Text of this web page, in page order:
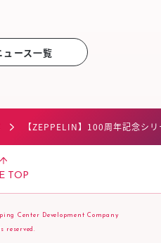
ュース⼀覧
【ZEPPELIN】100周年記念シ
TOP
Center Development Company
reserved.